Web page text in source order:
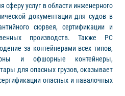
сферу услуг в области инженерного
документации для судов в
сюрвея, сертификации и
производств. Также РС
за контейнерами всех типов,
и офшорные контейнеры,
для опасных грузов, оказывает
опасных и навалочных